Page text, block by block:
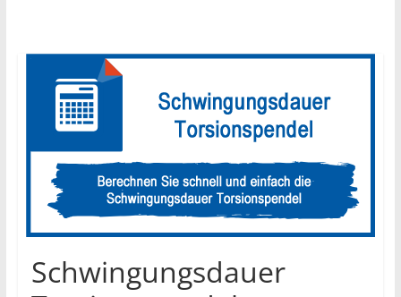
Schwingungsdauer